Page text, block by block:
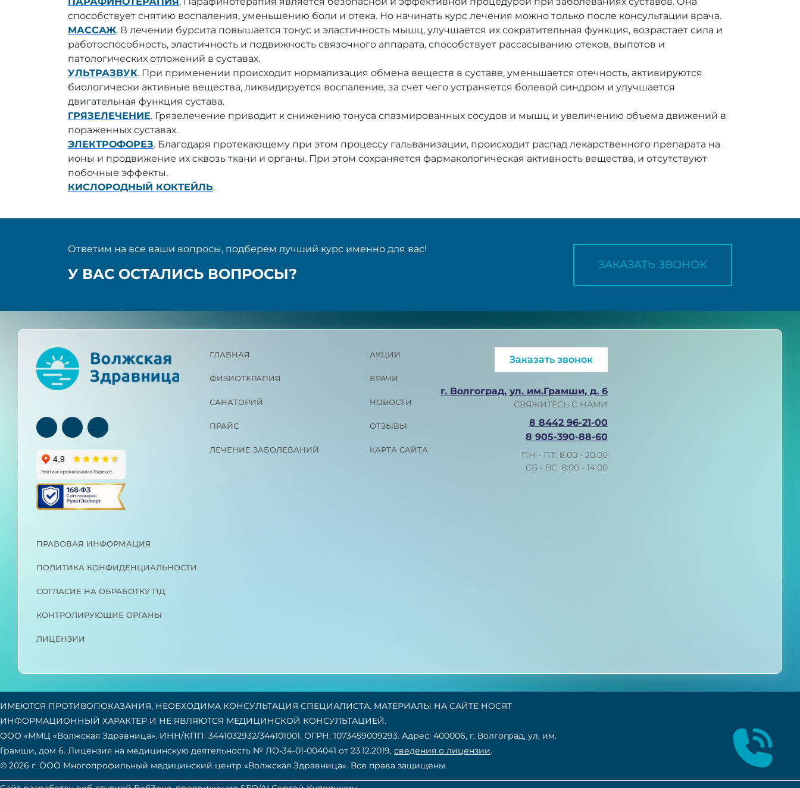
способствует снятию воспаления, уменьшению боли и отека. Но начинать курс лечения можно только после консультации врача.
МАССАЖ. В лечении бурсита повышается тонус и эластичность мышц, улучшается их сократительная функция, возрастает сила и
работоспособность, эластичность и подвижность связочного аппарата, способствует рассасыванию отеков, выпотов и
патологических отложений в суставах.
УЛЬТРАЗВУК. При применении происходит нормализация обмена веществ в суставе, уменьшается отечность, активируются
биологически активные вещества, ликвидируется воспаление, за счет чего устраняется болевой синдром и улучшается
двигательная функция сустава.
ГРЯЗЕЛЕЧЕНИЕ. Грязелечение приводит к снижению тонуса спазмированных сосудов и мышц и увеличению объема движений в
пораженных суставах.
ЭЛЕКТРОФОРЕЗ. Благодаря протекающему при этом процессу гальванизации, происходит распад лекарственного препарата на
ионы и продвижение их сквозь ткани и органы. При этом сохраняется фармакологическая активность вещества, и отсутствуют
побочные эффекты.
КИСЛОРОДНЫЙ КОКТЕЙЛЬ.
Ответим на все ваши вопросы, подберем лучший курс именно для вас!
У ВАС ОСТАЛИСЬ ВОПРОСЫ?
ЗАКАЗАТЬ ЗВОНОК
ГЛАВНАЯ
ФИЗИОТЕРАПИЯ
САНАТОРИЙ
ПРАЙС
ЛЕЧЕНИЕ ЗАБОЛЕВАНИЙ
АКЦИИ
ВРАЧИ
НОВОСТИ
ОТЗЫВЫ
КАРТА САЙТА
ПРАВОВАЯ ИНФОРМАЦИЯ
ПОЛИТИКА КОНФИДЕНЦИАЛЬНОСТИ
СОГЛАСИЕ НА ОБРАБОТКУ ПД
КОНТРОЛИРУЮЩИЕ ОРГАНЫ
ЛИЦЕНЗИИ
Заказать звонок
г. Волгоград, ул. им.Грамши, д. 6
СВЯЖИТЕСЬ С НАМИ
8 8442 96-21-00
8 905-390-88-60
ПН - ПТ: 8:00 - 20:00
СБ - ВС: 8:00 - 14:00
ИМЕЮТСЯ ПРОТИВОПОКАЗАНИЯ, НЕОБХОДИМА КОНСУЛЬТАЦИЯ СПЕЦИАЛИСТА. МАТЕРИАЛЫ НА САЙТЕ НОСЯТ
ИНФОРМАЦИОННЫЙ ХАРАКТЕР И НЕ ЯВЛЯЮТСЯ МЕДИЦИНСКОЙ КОНСУЛЬТАЦИЕЙ.
ООО «ММЦ «Волжская Здравница». ИНН/КПП: 3441032932/344101001. ОГРН: 1073459009293. Адрес: 400006, г. Волгоград, ул. им.
Грамши, дом 6. Лицензия на медицинскую деятельность № ЛО-34-01-004041 от 23.12.2019, сведения о лицензии.
© 2026 г. ООО Многопрофильный медицинский центр «Волжская Здравница». Все права защищены.